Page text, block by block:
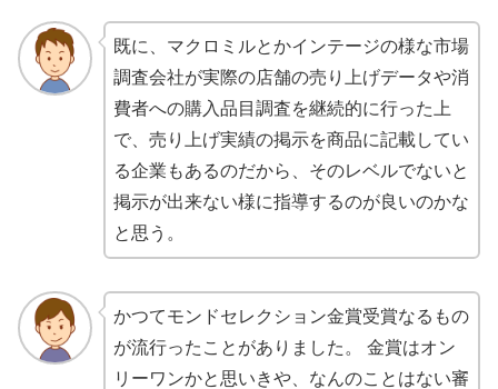
既に、マクロミルとかインテージの様な市場
調査会社が実際の店舗の売り上げデータや消
費者への購入品目調査を継続的に行った上
で、売り上げ実績の掲示を商品に記載してい
る企業もあるのだから、そのレベルでないと
掲示が出来ない様に指導するのが良いのかな
と思う。
かつてモンドセレクション金賞受賞なるもの
が流行ったことがありました。 金賞はオン
リーワンかと思いきや、なんのことはない審